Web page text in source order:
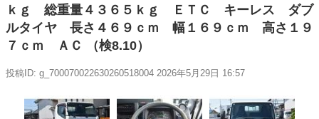
ｋｇ 総重量４３６５ｋｇ ＥＴＣ キーレス ダブ
ルタイヤ 長さ４６９ｃｍ 幅１６９ｃｍ 高さ１９
７ｃｍ ＡＣ （検8.10）
投稿ID: g_700070022630260518004 2026年5月29日 16:57